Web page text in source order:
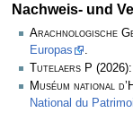
Nachweis- und
Arachnologische
Europas
.
Tutelaers P (2026):
Muséum national
National du